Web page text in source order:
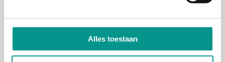
Alles toestaan